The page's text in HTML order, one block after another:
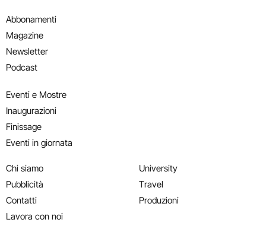
Abbonamenti
Magazine
Newsletter
Podcast
Eventi e Mostre
Inaugurazioni
Finissage
Eventi in giornata
Chi siamo
Pubblicità
Contatti
Lavora con noi
University
Travel
Produzioni